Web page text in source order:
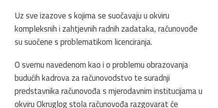
Uz sve izazove s kojima se suočavaju u okviru
kompleksnih i zahtjevnih radnih zadataka, računovođe
su suočene s problematikom licenciranja.
O svemu navedenom kao i o problemu obrazovanja
budućih kadrova za računovodstvo te suradnji
predstavnika računovođa s mjerodavnim institucijama u
okviru Okruglog stola računovođa razgovarat će